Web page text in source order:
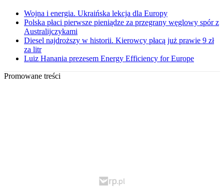
Wojna i energia. Ukraińska lekcja dla Europy
Polska płaci pierwsze pieniądze za przegrany węglowy spór z
Australijczykami
Diesel najdroższy w historii. Kierowcy płacą już prawie 9 zł
za litr
Luiz Hanania prezesem Energy Efficiency for Europe
Promowane treści